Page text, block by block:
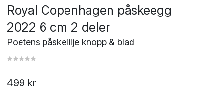
Royal Copenhagen påskeegg
2022 6 cm 2 deler
Poetens påskelilje knopp & blad
499 kr